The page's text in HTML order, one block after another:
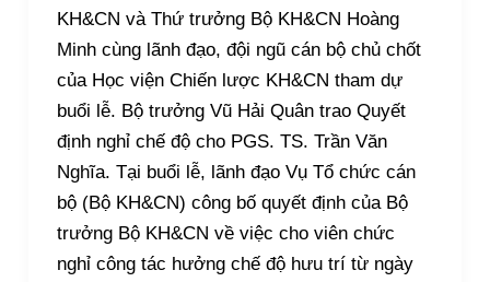
KH&CN và Thứ trưởng Bộ KH&CN Hoàng
Minh cùng lãnh đạo, đội ngũ cán bộ chủ chốt
của Học viện Chiến lược KH&CN tham dự
buổi lễ. Bộ trưởng Vũ Hải Quân trao Quyết
định nghỉ chế độ cho PGS. TS. Trần Văn
Nghĩa. Tại buổi lễ, lãnh đạo Vụ Tổ chức cán
bộ (Bộ KH&CN) công bố quyết định của Bộ
trưởng Bộ KH&CN về việc cho viên chức
nghỉ công tác hưởng chế độ hưu trí từ ngày